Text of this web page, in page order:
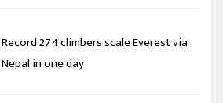
Record 274 climbers scale Everest via
Nepal in one day